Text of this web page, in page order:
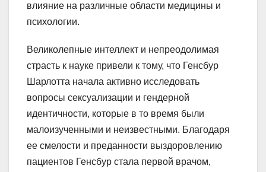
влияние на различные области медицины и
психологии.
Великолепные интеллект и непреодолимая
страсть к науке привели к тому, что Генсбур
Шарлотта начала активно исследовать
вопросы сексуализации и гендерной
идентичности, которые в то время были
малоизученными и неизвестными. Благодаря
ее смелости и преданности выздоровлению
пациентов Генсбур стала первой врачом,